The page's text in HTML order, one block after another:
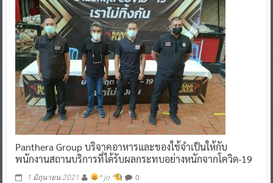
Panthera Group บริจาคอาหารและของใช้จำเป็นให้กับ
พนักงานสถานบริการที่ได้รับผลกระทบอย่างหนักจากโควิด-19
1 มิถุนายน 2021 ^ jo ^ 0